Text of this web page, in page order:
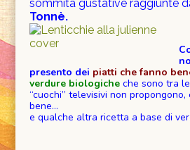
sommità gustative raggiunte
Tonnè.
presento dei piatti che fanno
verdure biologiche che sono tra
“cuochi” televisivi non
bene…
e qualche altra ricetta a base di